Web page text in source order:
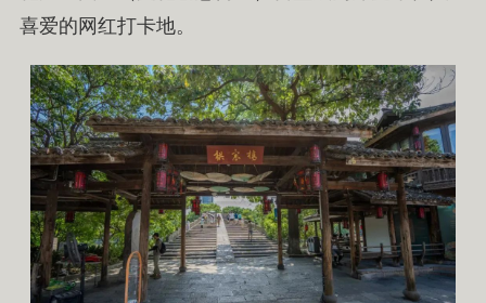
喜爱的网红打卡地。